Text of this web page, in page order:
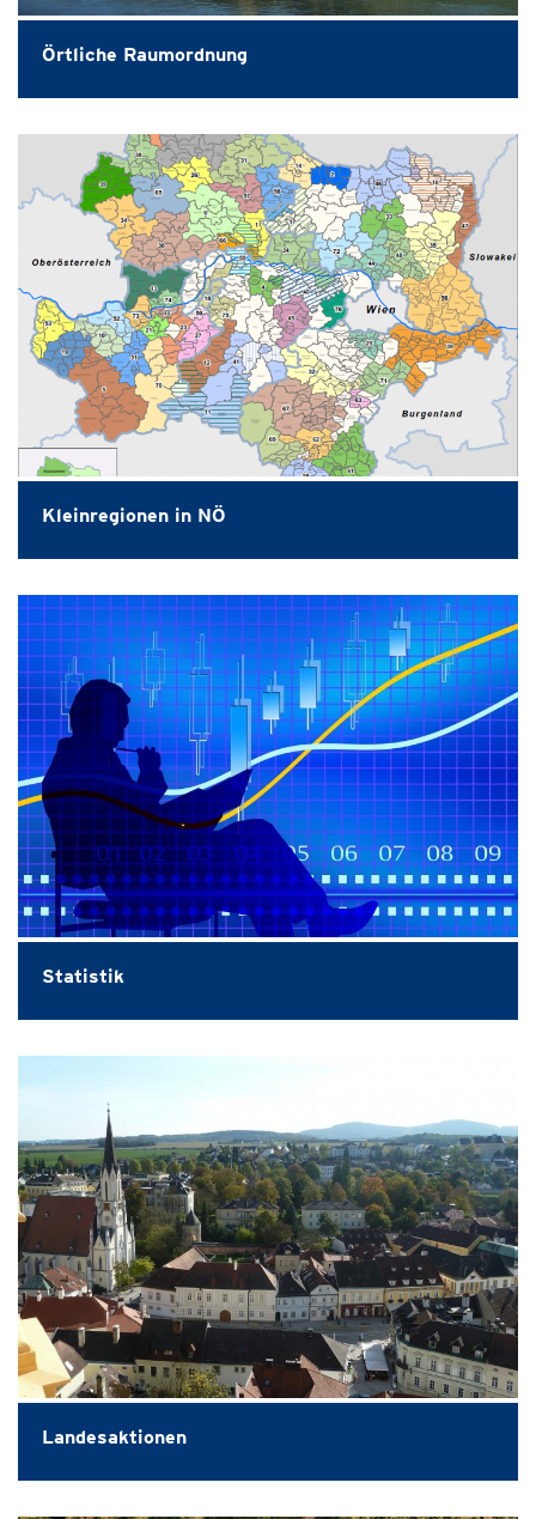
Örtliche Raumordnung
Kleinregionen in NÖ
Statistik
Landesaktionen